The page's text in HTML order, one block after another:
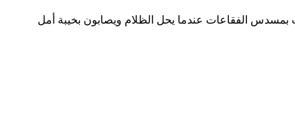
الفقاعات عندما يحل الظلام ويصابون بخيبة أمل